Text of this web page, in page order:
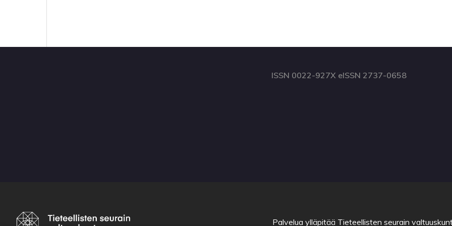
ISSN 0022-927X eISSN 2737-0658
Palvelua ylläpitää Tieteellisten seurain